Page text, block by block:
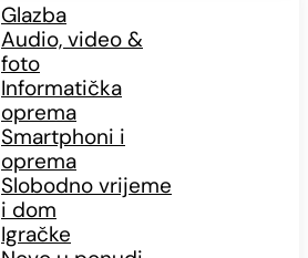
Glazba
Audio, video &
foto
Informatička
oprema
Smartphoni i
oprema
Slobodno vrijeme
i dom
Igračke